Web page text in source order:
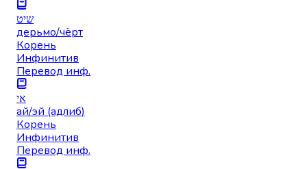
שיט
дерьмо/чёрт
Корень
Инфинитив
Перевод инф.
אי
ай/эй (адлиб)
Корень
Инфинитив
Перевод инф.